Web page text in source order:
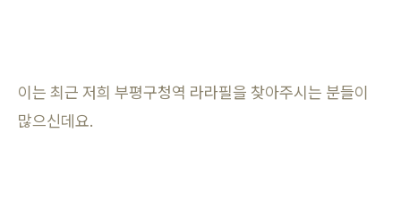
이는 최근 저희 부평구청역 라라필을 찾아주시는 분들이
많으신데요.